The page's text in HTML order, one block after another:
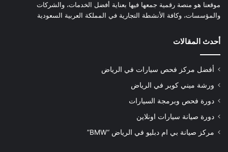
موقعنا هو منصة رقمية جمعها فيها بعناية أفضل الخدمات، والشركات
والمؤسسات، وكافة الأنشطة التجارية في المملكة العربية السعودية
أحدث المقالات
أفضل مركز فحص سيارات في الرياض
ورشة ميني كوبر في الرياض
دورة فحص وبرمجة السيارات
دورة صيانة سيارات اونلاين
مركز صيانة بي ام دبليو في الرياض “BMW”